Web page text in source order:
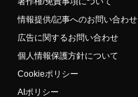
情報提供/記事へのお問い合わせ
広告に関するお問い合わせ
個人情報保護方針について
Cookieポリシー
AIポリシー